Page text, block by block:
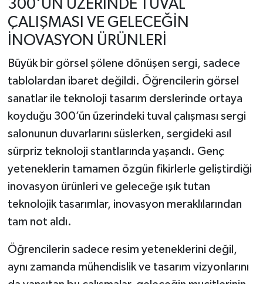
300'ÜN ÜZERİNDE TUVAL
ÇALIŞMASI VE GELECEĞİN
İNOVASYON ÜRÜNLERİ
Büyük bir görsel şölene dönüşen sergi, sadece
tablolardan ibaret değildi. Öğrencilerin görsel
sanatlar ile teknoloji tasarım derslerinde ortaya
koyduğu 300’ün üzerindeki tuval çalışması sergi
salonunun duvarlarını süslerken, sergideki asıl
sürpriz teknoloji stantlarında yaşandı. Genç
yeteneklerin tamamen özgün fikirlerle geliştirdiği
inovasyon ürünleri ve geleceğe ışık tutan
teknolojik tasarımlar, inovasyon meraklılarından
tam not aldı.
Öğrencilerin sadece resim yeteneklerini değil,
aynı zamanda mühendislik ve tasarım vizyonlarını